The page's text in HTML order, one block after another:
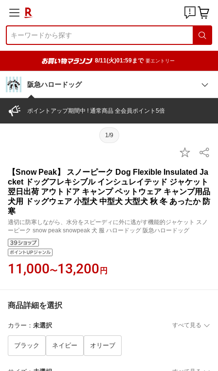
8/11(火)01:59まで 要エントリー
阪急ハロードッグ
ポイントアップ期間中 ! 通常商品 全会員ポイント5倍
1/9
【Snow Peak】 スノーピーク Dog Flexible Insulated Ja
cket ドッグフレキシブル インシュレイテッド ジャケット
翌日出荷 アウトドア キャンプ ペットウェア キャンプ用品
犬用 ドッグウェア 小型犬 中型犬 大型犬 秋 冬 あったか 防
寒
適切に防寒しながら、水分をスピーディに外に逃がす機能的ジャケット スノ
ーピーク snow peak snowpeak 犬 服 ハロードッグ 阪急ハロードッグ
11,000〜13,200 円
商品詳細を選択
カラー ： 未選択 すべて見る
ブラック ネイビー オリーブ